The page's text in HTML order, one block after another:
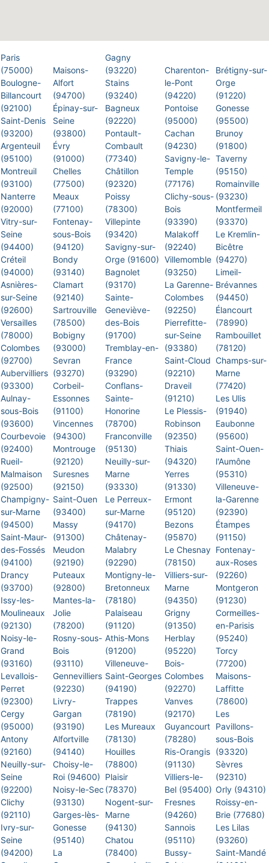
Paris
(75000)
Boulogne-
Billancourt
(92100)
Saint-Denis
(93200)
Argenteuil
(95100)
Montreuil
(93100)
Nanterre
(92000)
Vitry-sur-
Seine
(94400)
Créteil
(94000)
Asnières-
sur-Seine
(92600)
Versailles
(78000)
Colombes
(92700)
Aubervilliers
(93300)
Aulnay-
sous-Bois
(93600)
Courbevoie
(92400)
Rueil-
Malmaison
(92500)
Champigny-
sur-Marne
(94500)
Saint-Maur-
des-Fossés
(94100)
Drancy
(93700)
Issy-les-
Moulineaux
(92130)
Noisy-le-
Grand
(93160)
Levallois-
Perret
(92300)
Cergy
(95000)
Antony
(92160)
Neuilly-sur-
Seine
(92200)
Clichy
(92110)
Ivry-sur-
Seine
(94200)
Maisons-
Alfort
(94700)
Épinay-sur-
Seine
(93800)
Évry
(91000)
Chelles
(77500)
Meaux
(77100)
Fontenay-
sous-Bois
(94120)
Bondy
(93140)
Clamart
(92140)
Sartrouville
(78500)
Bobigny
(93000)
Sevran
(93270)
Corbeil-
Essonnes
(91100)
Vincennes
(94300)
Montrouge
(92120)
Suresnes
(92150)
Saint-Ouen
(93400)
Massy
(91300)
Meudon
(92190)
Puteaux
(92800)
Mantes-la-
Jolie
(78200)
Rosny-sous-
Bois
(93110)
Gennevilliers
(92230)
Livry-
Gargan
(93190)
Alfortville
(94140)
Choisy-le-
Roi (94600)
Noisy-le-Sec
(93130)
Garges-lès-
Gonesse
(95140)
La
Gagny
(93220)
Stains
(93240)
Bagneux
(92220)
Pontault-
Combault
(77340)
Châtillon
(92320)
Poissy
(78300)
Villepinte
(93420)
Savigny-sur-
Orge (91600)
Bagnolet
(93170)
Sainte-
Geneviève-
des-Bois
(91700)
Tremblay-en-
France
(93290)
Conflans-
Sainte-
Honorine
(78700)
Franconville
(95130)
Neuilly-sur-
Marne
(93330)
Le Perreux-
sur-Marne
(94170)
Châtenay-
Malabry
(92290)
Montigny-le-
Bretonneux
(78180)
Palaiseau
(91120)
Athis-Mons
(91200)
Villeneuve-
Saint-Georges
(94190)
Trappes
(78190)
Les Mureaux
(78130)
Houilles
(78800)
Plaisir
(78370)
Nogent-sur-
Marne
(94130)
Chatou
(78400)
Charenton-
le-Pont
(94220)
Pontoise
(95000)
Cachan
(94230)
Savigny-le-
Temple
(77176)
Clichy-sous-
Bois
(93390)
Malakoff
(92240)
Villemomble
(93250)
La Garenne-
Colombes
(92250)
Pierrefitte-
sur-Seine
(93380)
Saint-Cloud
(92210)
Draveil
(91210)
Le Plessis-
Robinson
(92350)
Thiais
(94320)
Yerres
(91330)
Ermont
(95120)
Bezons
(95870)
Le Chesnay
(78150)
Villiers-sur-
Marne
(94350)
Grigny
(91350)
Herblay
(95220)
Bois-
Colombes
(92270)
Vanves
(92170)
Guyancourt
(78280)
Ris-Orangis
(91130)
Villiers-le-
Bel (95400)
Fresnes
(94260)
Sannois
(95110)
Bussy-
Brétigny-sur-
Orge
(91220)
Gonesse
(95500)
Brunoy
(91800)
Taverny
(95150)
Romainville
(93230)
Montfermeil
(93370)
Le Kremlin-
Bicêtre
(94270)
Limeil-
Brévannes
(94450)
Élancourt
(78990)
Rambouillet
(78120)
Champs-sur-
Marne
(77420)
Les Ulis
(91940)
Eaubonne
(95600)
Saint-Ouen-
l'Aumône
(95310)
Villeneuve-
la-Garenne
(92390)
Étampes
(91150)
Fontenay-
aux-Roses
(92260)
Montgeron
(91230)
Cormeilles-
en-Parisis
(95240)
Torcy
(77200)
Maisons-
Laffitte
(78600)
Les
Pavillons-
sous-Bois
(93320)
Sèvres
(92310)
Orly (94310)
Roissy-en-
Brie (77680)
Les Lilas
(93260)
Saint-Mandé